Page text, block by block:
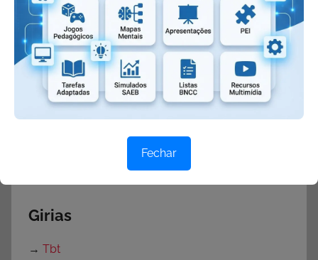
→Elipse
→ Eufemismo
→Hipérbole
Metonímia
Onomatopeia
Girias
→ Tbt
Fechar